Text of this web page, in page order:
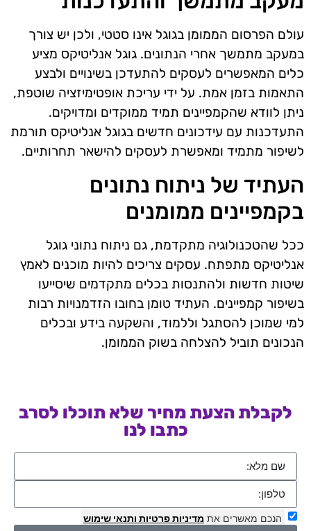
עולם הפרסום הממומן בגוגל אינו סטטי, ולכן יש צורך
במעקב מתמשך אחרי הנתונים. גוגל אנליטיקס מציע
כלים המאפשרים לעסקים להתעדכן בשינויים ולבצע
התאמות בזמן אמת. על ידי עריכת אופטימיזציה שוטפת,
ניתן לוודא שהקמפיינים תמיד ממוקדים ומדויקים.
התעדכנות עם עידכונים חדשים בגוגל אנליטיקס תורמת
לשיפור מתמיד ומאפשרת לעסקים להישאר תחרותיים.
העתיד של ניתוח נתונים
בקמפיינים ממומנים
ככל שהטכנולוגיה מתקדמת, גם ניתוח נתוני גוגל
אנליטיקס מתפתח. עסקים צריכים להיות מוכנים לאמץ
שיטות חדשות ולהתנסות בכלים מתקדמים שיסייעו
בשיפור קמפיינים. העתיד טומן בחובו הזדמנויות רבות
למי שמוכן להסתגל וללמוד, והשקעה בידע ובכלים
הנכונים תוביל להצלחה בשוק הממומן.
לקבלת הצעת מחיר שלא תוכלו לסרב
כתבו לנו
הנכם מאשרים את מדיניות פרטיות ותנאי שימוש